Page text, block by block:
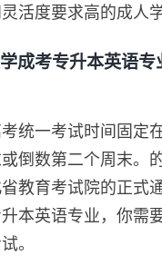
活度要求高的成人
考专升本英语专
一考试时间固定在
倒数第二个周末。
教育考试院的正式
本英语专业，你需
。